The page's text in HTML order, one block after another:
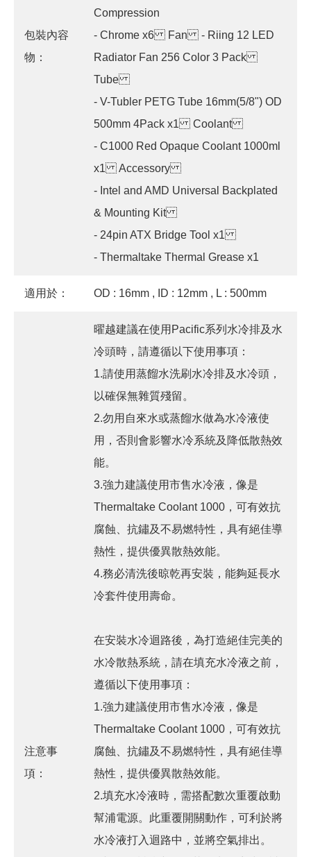
包裝內容
物：
Compression
- Chrome x6 Fan - Riing 12 LED
Radiator Fan 256 Color 3 Pack
Tube
- V-Tubler PETG Tube 16mm(5/8") OD
500mm 4Pack x1 Coolant
- C1000 Red Opaque Coolant 1000ml
x1 Accessory
- Intel and AMD Universal Backplated
& Mounting Kit
- 24pin ATX Bridge Tool x1
- Thermaltake Thermal Grease x1
適用於： OD : 16mm , ID : 12mm , L : 500mm
注意事
項：
曜越建議在使用Pacific系列水冷排及水
冷頭時，請遵循以下使用事項：
1.請使用蒸餾水洗刷水冷排及水冷頭，
以確保無雜質殘留。
2.勿用自來水或蒸餾水做為水冷液使
用，否則會影響水冷系統及降低散熱效
能。
3.強力建議使用市售水冷液，像是
Thermaltake Coolant 1000，可有效抗
腐蝕、抗鏽及不易燃特性，具有絕佳導
熱性，提供優異散熱效能。
4.務必清洗後晾乾再安裝，能夠延長水
冷套件使用壽命。
在安裝水冷迴路後，為打造絕佳完美的
水冷散熱系統，請在填充水冷液之前，
遵循以下使用事項：
1.強力建議使用市售水冷液，像是
Thermaltake Coolant 1000，可有效抗
腐蝕、抗鏽及不易燃特性，具有絕佳導
熱性，提供優異散熱效能。
2.填充水冷液時，需搭配數次重覆啟動
幫浦電源。此重覆開關動作，可利於將
水冷液打入迴路中，並將空氣排出。